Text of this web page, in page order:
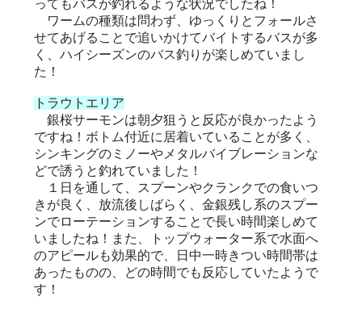
ってもバスが釣れるような状況でしたね！
ワームの種類は問わず、ゆっくりとフォールさ
せてあげることで追いかけてバイトするバスが多
く、ハイシーズンのバス釣りが楽しめていまし
た！
トラウトエリア
銀桜サーモンは朝夕狙うと反応が良かったよう
ですね！ボトム付近に居着いていることが多く、
シンキングのミノーやメタルバイブレーションな
どで誘うと釣れていました！
１日を通して、スプーンやクランクでの食いつ
きが良く、放流後しばらく、金銀残し系のスプー
ンでローテーションすることで長い時間楽しめて
いましたね！また、トップウォーター系で水面へ
のアピールも効果的で、日中一時きつい時間帯は
あったものの、どの時間でも反応していたようで
す！